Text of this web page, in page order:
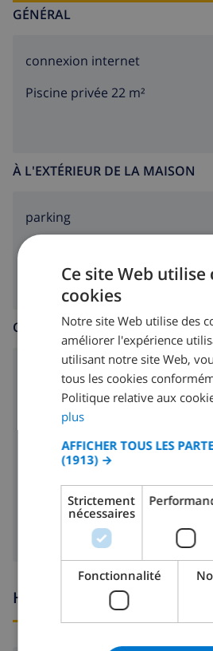
GÉNÉRAL
connexion internet
Piscine privée 22 m²
À L'EXTÉRIEUR DE LA MAISON
parking
CUISINE
cuisinière à 4 feux
réfrigérateur
lave-vaisselle
machine à laver
Heures d'arrivée et de départ
Ce site Web utilise
cookies
Notre site Web utilise des
améliorer l'expérience
utilisant notre site Web,
tous les cookies
Politique relative aux
plus
AFFICHER TOUS LES
(1913) →
Strictement
nécessaires
Fonctionnalité